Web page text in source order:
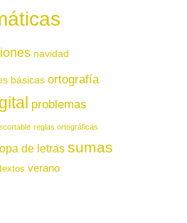
navidad
básicas ortografía
problemas
reglas ortográficas
de letras sumas
textos verano